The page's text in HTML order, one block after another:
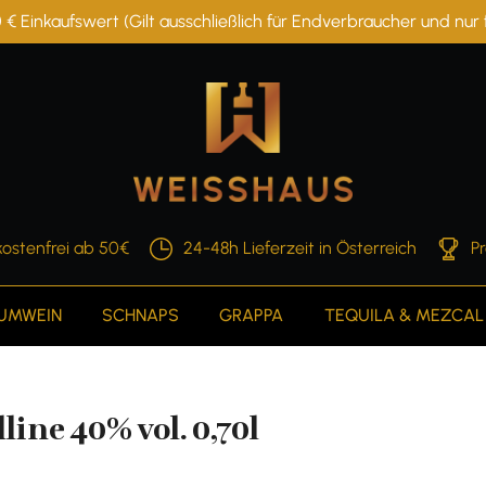
Einkaufswert (Gilt ausschließlich für Endverbraucher und
ab 50€ 24-48h Lieferzeit in Österreich
SCHNAPS GRAPPA TEQUILA & MEZCAL
40% vol. 0,70l